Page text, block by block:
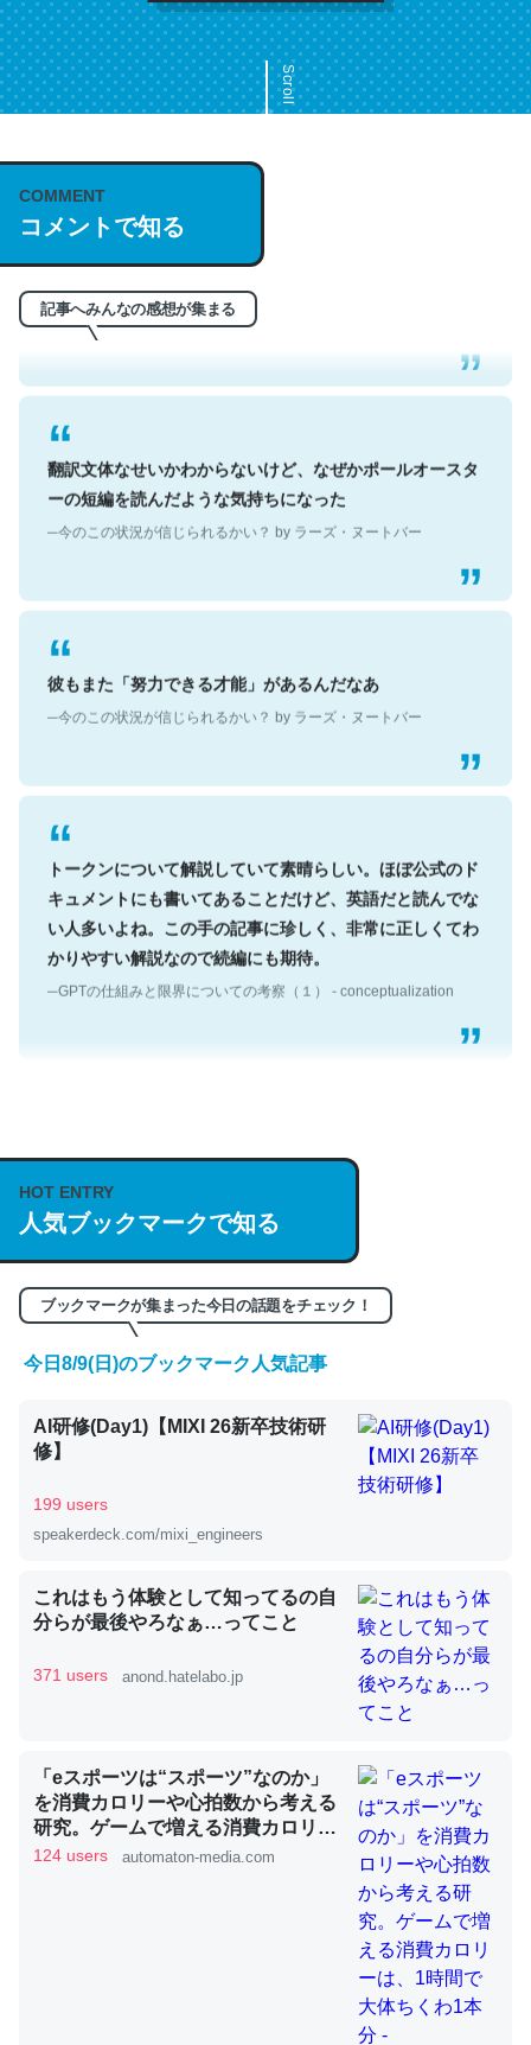
Scroll
COMMENT
コメントで知る
記事へみんなの感想が集まる
これは名文。彼はとてもクレバーなんだろうなと凄く思
う。英語少しでも読める人は原文もお勧め。自分はこの流
─今のこの状況が信じられるかい？ by ラーズ・ヌートバー
翻訳文体なせいかわからないけど、なぜかポールオースタ
ーの短編を読んだような気持ちになった
─今のこの状況が信じられるかい？ by ラーズ・ヌートバー
彼もまた「努力できる才能」があるんだなあ
─今のこの状況が信じられるかい？ by ラーズ・ヌートバー
トークンについて解説していて素晴らしい。ほぼ公式のド
キュメントにも書いてあることだけど、英語だと読んでな
い人多いよね。この手の記事に珍しく、非常に正しくてわ
かりやすい解説なので続編にも期待。
─GPTの仕組みと限界についての考察（１） - conceptualization
説してる記事が少ないので貴重な良記事。/続編来た
https://isobe324649.hatenablog.com/entry/2023/03/27
/064121
─GPTの仕組みと限界についての考察（１） - conceptualization
くらい。小説でいう「ずっと前の伏線」は回収されないけ
ど、短期記憶というには多い分量。進化すればするほど分
かりやすく強くなりそう
─GPTの仕組みと限界についての考察（１） - conceptualization
昆虫ってカルシウム少ないのか。知らんかった。調べたら
コオロギのカルシウム分はエビの600分の1程度。
論文では「淡水はカルシウムも酸素も不足してて両方に不
利だから両方が拮抗してるのでは」とあって面白い。海に
いる鋏角類（カブトガニ・ウミグモ）はカルシウムを使わ
ずキチンを強化してる筈だが、酵素が違うのか？
─ニュース :: 【研究発表】昆虫学の大問題＝「昆虫はなぜ海にいな
HOT ENTRY
人気ブックマークで知る
ブックマークが集まった今日の話題をチェック！
今日8/9(日)のブックマーク人気記事
AI研修(Day1)【MIXI 26新卒技術研
修】
199 users
speakerdeck.com/mixi_engineers
これはもう体験として知ってるの自
分らが最後やろなぁ…ってこと
371 users anond.hatelabo.jp
「eスポーツは“スポーツ”なのか」
を消費カロリーや心拍数から考える
研究。ゲームで増える消費カロリー
は、1時間で大体ちくわ1本分 -
124 users automaton-media.com